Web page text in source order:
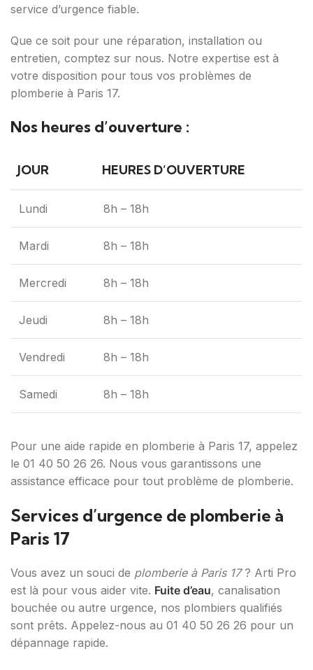
service d’urgence fiable.
Que ce soit pour une réparation, installation ou
entretien, comptez sur nous. Notre expertise est à
votre disposition pour tous vos problèmes de
plomberie à Paris 17.
Nos heures d’ouverture :
JOUR HEURES D’OUVERTURE
Lundi 8h – 18h
Mardi 8h – 18h
Mercredi 8h – 18h
Jeudi 8h – 18h
Vendredi 8h – 18h
Samedi 8h – 18h
Pour une aide rapide en plomberie à Paris 17, appelez
le 01 40 50 26 26. Nous vous garantissons une
assistance efficace pour tout problème de plomberie.
Services d’urgence de plomberie à
Paris 17
Vous avez un souci de plomberie à Paris 17? Arti Pro
est là pour vous aider vite. Fuite d’eau, canalisation
bouchée ou autre urgence, nos plombiers qualifiés
sont prêts. Appelez-nous au 01 40 50 26 26 pour un
dépannage rapide.